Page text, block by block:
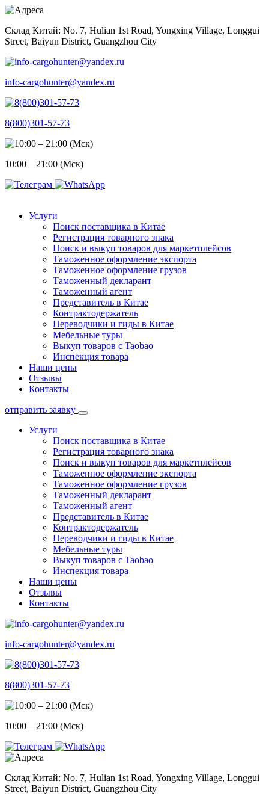
Skip
content
Склад Китай: No. 7, Hulian 1st Road, Yongxing Village, Longgui
Street, Baiyun District, Guangzhou City
info-cargohunter@yandex.ru
8(800)301-57-73
10:00 – 21:00 (Мск)
Услуги
Поиск поставщика в Китае
Регистрация товарного знака
Поиск и выкуп товаров для маркетплейсов
Таможенное оформление экспорта
Таможенное оформление грузов
Таможенный декларант
Таможенный агент
Представитель в Китае
Контрактодержатель
Переводчики и гиды в Китае
Мебельные туры
Выкуп товаров с Taobao
Инспекция товара
Наши цены
Отзывы
Контакты
отправить заявку
Услуги
Поиск поставщика в Китае
Регистрация товарного знака
Поиск и выкуп товаров для маркетплейсов
Таможенное оформление экспорта
Таможенное оформление грузов
Таможенный декларант
Таможенный агент
Представитель в Китае
Контрактодержатель
Переводчики и гиды в Китае
Мебельные туры
Выкуп товаров с Taobao
Инспекция товара
Наши цены
Отзывы
Контакты
info-cargohunter@yandex.ru
8(800)301-57-73
10:00 – 21:00 (Мск)
Склад Китай: No. 7, Hulian 1st Road, Yongxing Village, Longgui
Street, Baiyun District, Guangzhou City